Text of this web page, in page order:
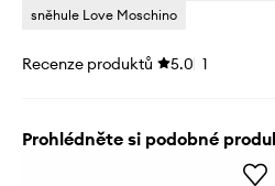
sněhule Love Moschino
Recenze produktů 5.0 1
Prohlédněte si podobné